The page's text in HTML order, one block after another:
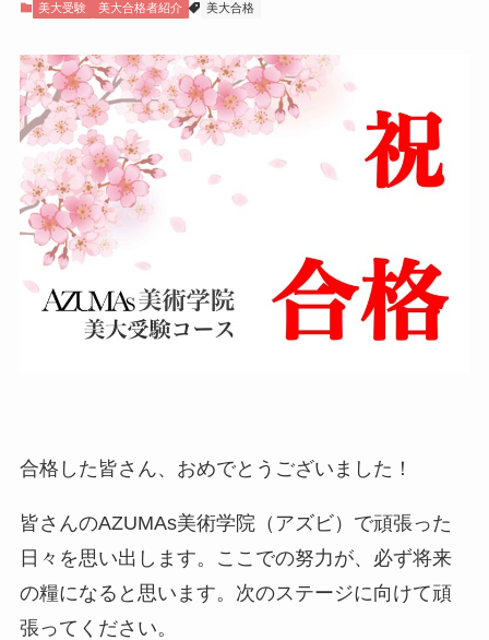
美大受験 美大合格者紹介 美大合格
合格した皆さん、おめでとうございました！
皆さんのAZUMAs美術学院（アズビ）で頑張った
日々を思い出します。ここでの努力が、必ず将来
の糧になると思います。次のステージに向けて頑
張ってください。